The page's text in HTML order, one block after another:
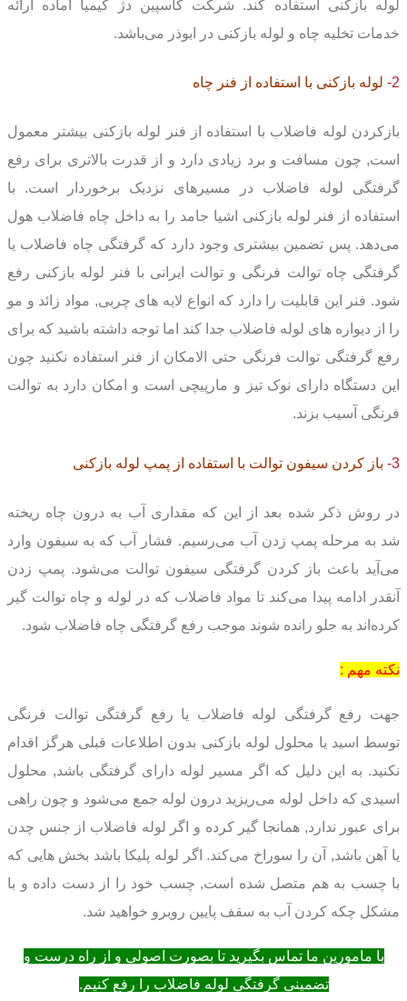
لوله بازکنی استفاده کند. شر‍‍‍‍‍‍‍‍کت کاسپین دژ کیمیا آماده ارائه
خدمات تخلیه چاه و لوله بازکنی در ابوذر می‌باشد.
2- لوله بازکنی با استفاده از فنر چاه
بازکردن لوله فاضلاب با استفاده از فنر لوله بازکنی بیشتر معمول
است, چون مسافت و برد زیادی دارد و از قدرت بالاتری برای رفع
گرفتگی لوله فاضلاب در مسیرهای نزدیک برخوردار است. با
استفاده از فنر لوله بازکنی اشیا جامد را به داخل چاه فاضلاب هول
می‌دهد. پس تضمین بیشتری وجود دارد که گرفتگی چاه فاضلاب یا
گرفتگی چاه توالت فرنگی و توالت ایرانی با فنر لوله بازکنی رفع
شود. فنر این قابلیت را دارد که انواع لایه های چربی, مواد زائد و مو
را از دیواره های لوله فاضلاب جدا کند اما توجه داشته باشید که برای
رفع گرفتگی توالت فرنگی حتی الامکان از فنر استفاده نکنید چون
این دستگاه دارای نوک تیز و مارپیچی است و امکان دارد به توالت
فرنگی آسیب بزند.
3- باز کردن سیفون توالت با استفاده از پمپ لوله بازکنی
در روش ذکر شده بعد از این که مقداری آب به درون چاه ریخته
شد به مرحله پمپ زدن آب می‌رسیم. فشار آب که به سیفون وارد
می‌آید باعث باز کردن گرفتگی سیفون توالت می‌شود. پمپ زدن
آنقدر ادامه پیدا می‌کند تا مواد فاضلاب که در لوله و چاه توالت گیر
کرده‌اند به جلو رانده شوند موجب رفع گرفتگی چاه فاضلاب شود.
نکته مهم :
جهت رفع گرفتگی لوله فاضلاب یا رفع گرفتگی توالت فرنگی
توسط اسید یا محلول لوله بازکنی بدون اطلاعات قبلی هرگز اقدام
نکنید. به این دلیل که اگر مسیر لوله دارای گرفتگی باشد, محلول
اسیدی که داخل لوله می‌ریزید درون لوله جمع می‌شود و چون راهی
برای عبور ندارد, همانجا گیر کرده و اگر لوله فاضلاب از جنس چدن
یا آهن باشد, آن را سوراخ می‌کند. اگر لوله پلیکا باشد بخش هایی که
با چسب به هم متصل شده است, چسب خود را از دست داده و با
مشکل چکه کردن آب به سقف پایین روبرو خواهید شد.
با مامورین ما تماس بگیرید تا بصورت اصولی و از راه درست و
تضمینی گرفتگی لوله فاضلاب را رفع کنیم.